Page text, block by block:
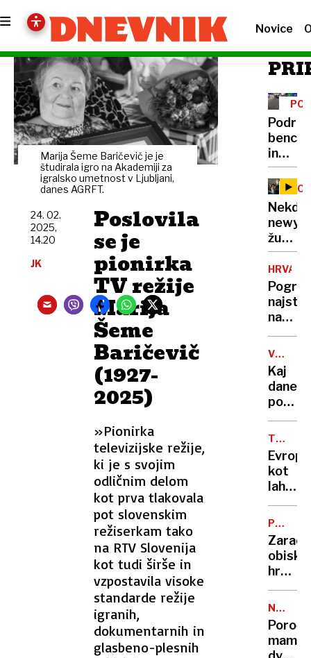
Novice
Marija Šeme Baričevič je je
študirala igro na Akademiji za
igralsko umetnost v Ljubljani,
danes AGRFT.
Poslovila
se je
pionirka
TV režije
Marija
Šeme
Baričevič
(1927-
2025)
»Pionirka
televizijske režije,
ki je s svojim
odličnim delom
kot prva tlakovala
pot slovenskim
režiserkam tako
na RTV Slovenija
kot tudi širše in
vzpostavila visoke
standarde režije
igranih,
dokumentarnih in
glasbeno-plesnih
24. 02.
2025,
14.20
JK
in
dizla
župan
in
na
obisku
našli
v
avtu
z
dvema
V
ANGLIJI
Kaj
danes
počne
in
plesna
zvezda
Nadiya
Evropa
kot
lahek
vojni
plen?
Kje
so
težave
in
kakšno
je
stanje
V
Zaradi
obiska
bo
zaprt
del
NA
mamo